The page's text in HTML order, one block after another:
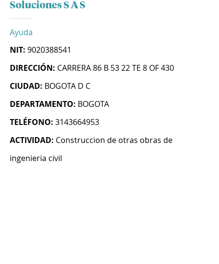
Soluciones S A S
Ayuda
NIT: 9020388541
DIRECCIÓN: CARRERA 86 B 53 22 TE 8 OF 430
CIUDAD: BOGOTA D C
DEPARTAMENTO: BOGOTA
TELÉFONO: 3143664953
ACTIVIDAD: Construccion de otras obras de
ingenieria civil